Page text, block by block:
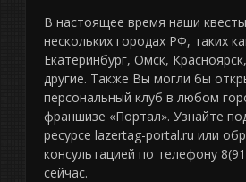
В настоящее время наши
нескольких городах РФ, таких
Екатеринбург, Омск,
другие. Также Вы могли бы
персональный клуб в любом
франшизе «Портал». Узнайте
ресурсе lazertag-portal.ru или
консультацией по телефону
сейчас.